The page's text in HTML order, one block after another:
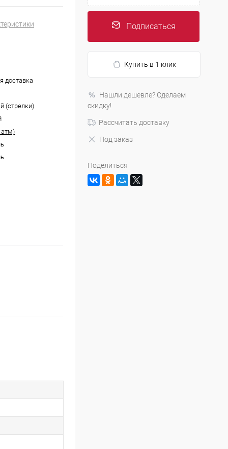
доставка
(стрелки)
атм)
Подписаться
Купить в 1 клик
Нашли дешевле? Сделаем
скидку!
Рассчитать доставку
Под заказ
Поделиться